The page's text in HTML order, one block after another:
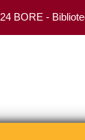
BORE -